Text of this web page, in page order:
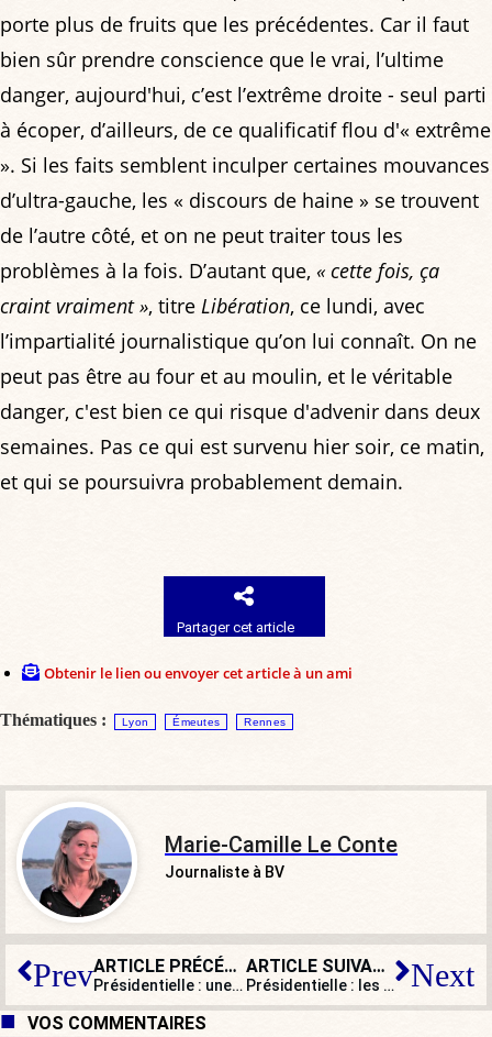
porte plus de fruits que les précédentes. Car il faut
bien sûr prendre conscience que le vrai, l’ultime
danger, aujourd'hui, c’est l’extrême droite - seul parti
à écoper, d’ailleurs, de ce qualificatif flou d'« extrême
». Si les faits semblent inculper certaines mouvances
d’ultra-gauche, les « discours de haine » se trouvent
de l’autre côté, et on ne peut traiter tous les
problèmes à la fois. D’autant que, « cette fois, ça
craint vraiment », titre Libération, ce lundi, avec
l’impartialité journalistique qu’on lui connaît. On ne
peut pas être au four et au moulin, et le véritable
danger, c'est bien ce qui risque d'advenir dans deux
semaines. Pas ce qui est survenu hier soir, ce matin,
et qui se poursuivra probablement demain.
Partager cet article
Obtenir le lien ou envoyer cet article à un ami
Thématiques : Lyon Émeutes Rennes
Marie-Camille Le Conte
Journaliste à BV
Prev ARTICLE PRÉCÉDENT
Présidentielle : une soirée ordinaire…
ARTICLE SUIVANT
Présidentielle : les trois France, ou le pays déchiré Next
VOS COMMENTAIRES